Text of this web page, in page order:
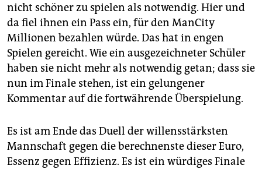
nicht schöner zu spielen als notwendig. Hier und
da fiel ihnen ein Pass ein, für den ManCity
Millionen bezahlen würde. Das hat in engen
Spielen gereicht. Wie ein ausgezeichneter Schüler
haben sie nicht mehr als notwendig getan; dass sie
nun im Finale stehen, ist ein gelungener
Kommentar auf die fortwährende Überspielung.
Es ist am Ende das Duell der willensstärksten
Mannschaft gegen die berechnenste dieser Euro,
Essenz gegen Effizienz. Es ist ein würdiges Finale